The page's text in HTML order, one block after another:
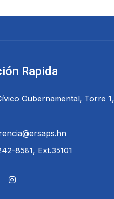
Rapida
Gubernamental, Torre 1,
8581, Ext.35101